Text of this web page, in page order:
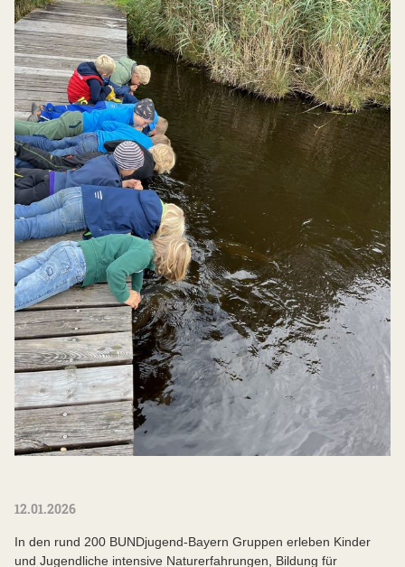
12.01.2026
In den rund 200 BUNDjugend-Bayern Gruppen erleben Kinder
und Jugendliche intensive Naturerfahrungen, Bildung für